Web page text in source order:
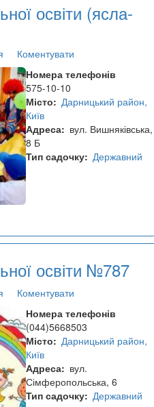
освіти (ясла-
Коментувати
Номера телефонів
575-10-10
Місто
Дарницький район,
Київ
Адреса
вул. Вишняківська,
8 Б
Тип садочку
Державний
освіти №787
Коментувати
Номера телефонів
(044)5668503
Місто
Дарницький район,
Київ
Адреса
вул.
Сімферопольська, 6
Тип садочку
Державний